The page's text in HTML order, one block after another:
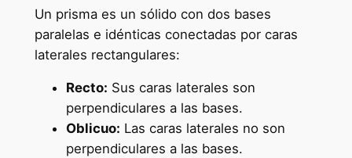
Un prisma es un sólido con dos bases
paralelas e idénticas conectadas por caras
laterales rectangulares:
Recto: Sus caras laterales son
perpendiculares a las bases.
Oblicuo: Las caras laterales no son
perpendiculares a las bases.